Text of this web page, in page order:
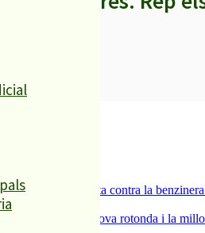
la seva lluita contra la
el projecte de la nova rotonda i la